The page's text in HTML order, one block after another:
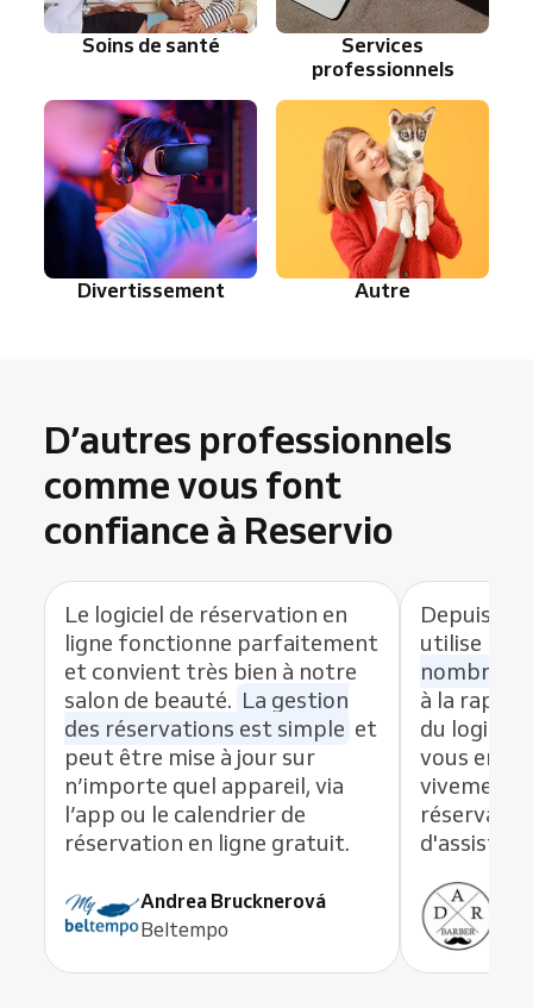
Soins de santé
Services
professionnels
Divertissement Autre
D’autres professionnels
comme vous font
confiance à Reservio
Le logiciel de réservation en
ligne fonctionne parfaitement
et convient très bien à notre
salon de beauté. La gestion
des réservations est simple et
peut être mise à jour sur
n’importe quel appareil, via
l’app ou le calendrier de
réservation en ligne gratuit.
Andrea Brucknerová
Beltempo
Depuis
utilise
nombre
à la
du logiciel
vous en
vivement